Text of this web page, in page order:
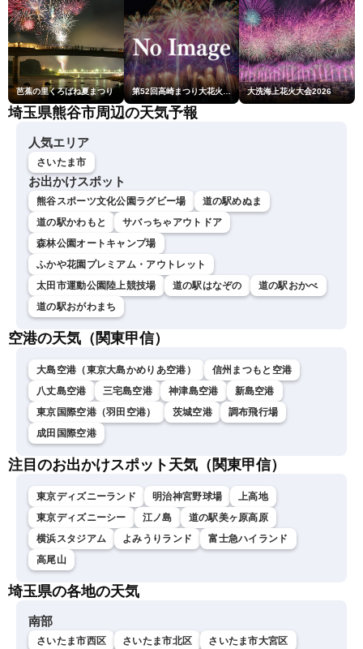
芭蕉の里くろばね夏まつり 第52回高崎まつり大花火大会 大洗海上花火大会2026
埼玉県熊谷市周辺の天気予報
人気エリア
さいたま市
お出かけスポット
熊谷スポーツ文化公園ラグビー場
道の駅めぬま
道の駅かわもと
サバっちゃアウトドア
森林公園オートキャンプ場
ふかや花園プレミアム・アウトレット
太田市運動公園陸上競技場
道の駅はなぞの
道の駅おかべ
道の駅おがわまち
空港の天気（関東甲信）
大島空港（東京大島かめりあ空港）
信州まつもと空港
八丈島空港
三宅島空港 神津島空港
新島空港
東京国際空港（羽田空港）
茨城空港
調布飛行場
成田国際空港
注目のお出かけスポット天気（関東甲信）
東京ディズニーランド 明治神宮野球場
上高地
東京ディズニーシー
江ノ島
道の駅美ヶ原高原
横浜スタジアム
よみうりランド
富士急ハイランド
高尾山
埼玉県の各地の天気
南部
さいたま市西区 さいたま市北区 さいたま市大宮区